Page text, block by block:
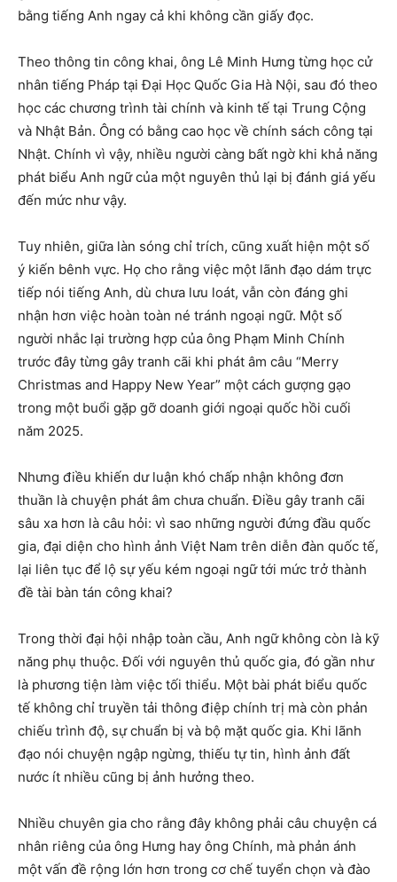
bằng tiếng Anh ngay cả khi không cần giấy đọc.
Theo thông tin công khai, ông Lê Minh Hưng từng học cử
nhân tiếng Pháp tại Đại Học Quốc Gia Hà Nội, sau đó theo
học các chương trình tài chính và kinh tế tại Trung Cộng
và Nhật Bản. Ông có bằng cao học về chính sách công tại
Nhật. Chính vì vậy, nhiều người càng bất ngờ khi khả năng
phát biểu Anh ngữ của một nguyên thủ lại bị đánh giá yếu
đến mức như vậy.
Tuy nhiên, giữa làn sóng chỉ trích, cũng xuất hiện một số
ý kiến bênh vực. Họ cho rằng việc một lãnh đạo dám trực
tiếp nói tiếng Anh, dù chưa lưu loát, vẫn còn đáng ghi
nhận hơn việc hoàn toàn né tránh ngoại ngữ. Một số
người nhắc lại trường hợp của ông Phạm Minh Chính
trước đây từng gây tranh cãi khi phát âm câu “Merry
Christmas and Happy New Year” một cách gượng gạo
trong một buổi gặp gỡ doanh giới ngoại quốc hồi cuối
năm 2025.
Nhưng điều khiến dư luận khó chấp nhận không đơn
thuần là chuyện phát âm chưa chuẩn. Điều gây tranh cãi
sâu xa hơn là câu hỏi: vì sao những người đứng đầu quốc
gia, đại diện cho hình ảnh Việt Nam trên diễn đàn quốc tế,
lại liên tục để lộ sự yếu kém ngoại ngữ tới mức trở thành
đề tài bàn tán công khai?
Trong thời đại hội nhập toàn cầu, Anh ngữ không còn là kỹ
năng phụ thuộc. Đối với nguyên thủ quốc gia, đó gần như
là phương tiện làm việc tối thiểu. Một bài phát biểu quốc
tế không chỉ truyền tải thông điệp chính trị mà còn phản
chiếu trình độ, sự chuẩn bị và bộ mặt quốc gia. Khi lãnh
đạo nói chuyện ngập ngừng, thiếu tự tin, hình ảnh đất
nước ít nhiều cũng bị ảnh hưởng theo.
Nhiều chuyên gia cho rằng đây không phải câu chuyện cá
nhân riêng của ông Hưng hay ông Chính, mà phản ánh
một vấn đề rộng lớn hơn trong cơ chế tuyển chọn và đào